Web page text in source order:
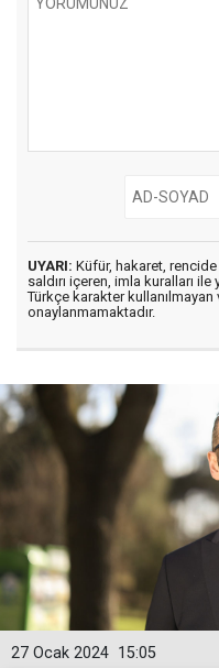
UYARI: Küfür, hakaret,
saldırı içeren, imla kuralları ile
Türkçe karakter
onaylanmamaktadır.
15:05
27 Ocak 2024